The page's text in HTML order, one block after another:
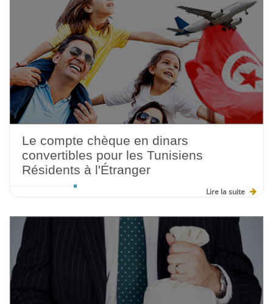
Le compte chèque en dinars
convertibles pour les Tunisiens
Résidents à l'Étranger
Lire la suite